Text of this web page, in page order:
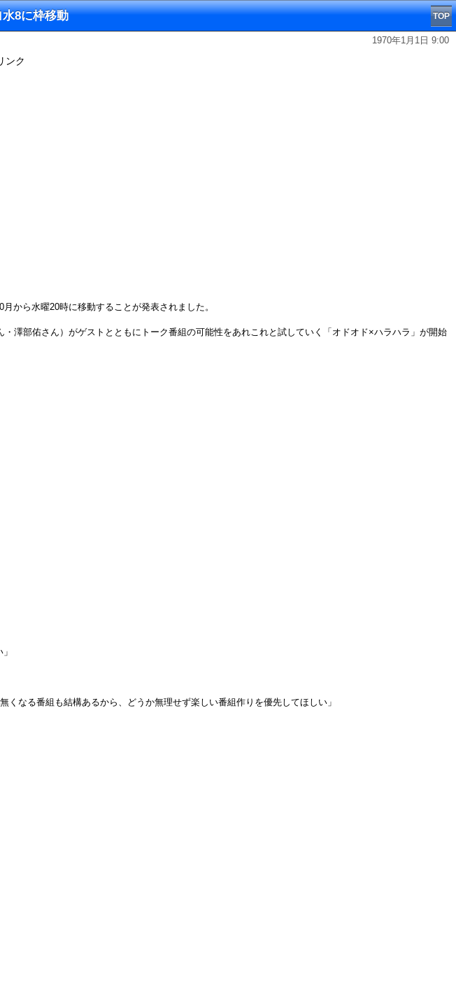
8に枠移動 TOP
1970年1月1日 9:00
ンク
から水曜20時に移動することが発表されました。
澤部佑さん）がゲストとともにトーク番組の可能性をあれこれと試していく「オドオド×ハラハラ」が開始
なる番組も結構あるから、どうか無理せず楽しい番組作りを優先してほしい」